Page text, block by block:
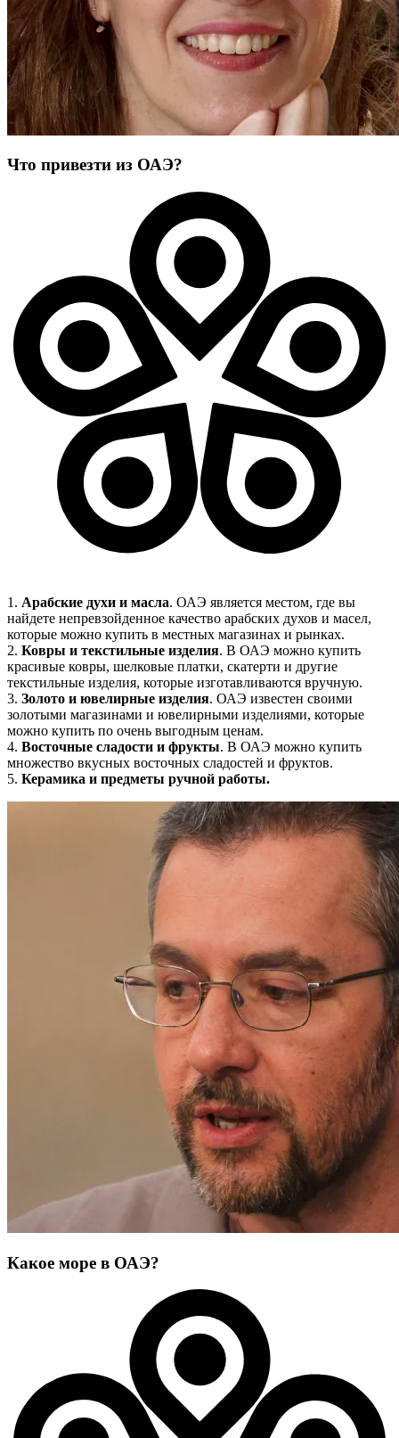
Что привезти из ОАЭ?
1. Арабские духи и масла. ОАЭ является местом, где вы
найдете непревзойденное качество арабских духов и масел,
которые можно купить в местных магазинах и рынках.
2. Ковры и текстильные изделия. В ОАЭ можно купить
красивые ковры, шелковые платки, скатерти и другие
текстильные изделия, которые изготавливаются вручную.
3. Золото и ювелирные изделия. ОАЭ известен своими
золотыми магазинами и ювелирными изделиями, которые
можно купить по очень выгодным ценам.
4. Восточные сладости и фрукты. В ОАЭ можно купить
множество вкусных восточных сладостей и фруктов.
5. Керамика и предметы ручной работы.
Какое море в ОАЭ?